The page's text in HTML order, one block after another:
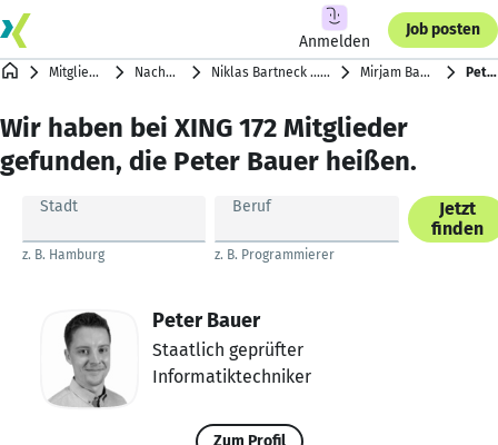
Anmelden
Job posten
Mitgliederverzeichnis Nachnamen mit B Niklas Bartneck … Robert Baumgartner-Jurko Mirjam Bauer … Ralph Bauer Peter Bauer
Wir haben bei XING 172 Mitglieder
gefunden, die Peter Bauer heißen.
Stadt
z. B. Hamburg
Beruf
z. B. Programmierer
Jetzt
finden
Peter Bauer
Staatlich geprüfter
Informatiktechniker
Zum Profil